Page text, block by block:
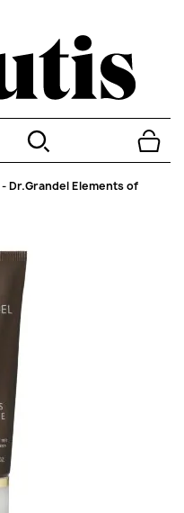
-Dr.Grandel Elements of